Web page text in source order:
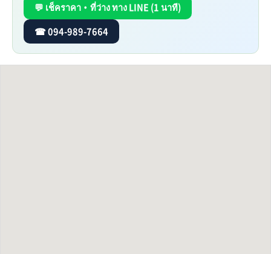
💬 เช็คราคา・ที่ว่าง ทาง LINE (1 นาที)
☎ 094-989-7664